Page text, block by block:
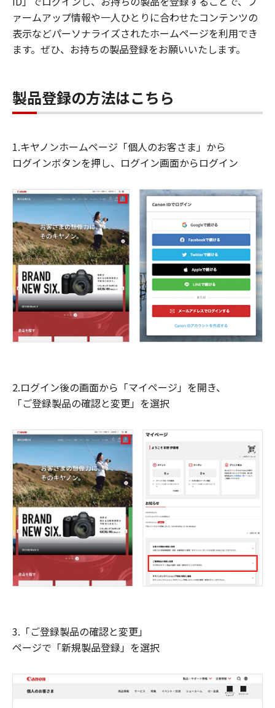
ァームアップ情報や一人ひとりに合わせたコンテンツの
表示などパーソナライズされたホームページを利用でき
ます。ぜひ、お持ちの製品登録をお願いいたします。
製品登録の方法はこちら
1.キヤノンホームページ「個人のお客さま」から
ログインボタンを押し、ログイン画面からログイン
2.ログイン後の画面から「マイページ」を開き、
「ご登録製品の確認と変更」を選択
3.「ご登録製品の確認と変更」
ページで「新規製品登録」を選択